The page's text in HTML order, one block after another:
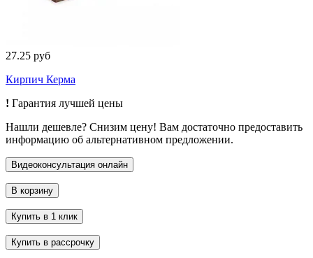
27.25 руб
Кирпич Керма
! Гарантия лучшей цены
Нашли дешевле? Снизим цену! Вам достаточно предоставить
информацию об альтернативном предложении.